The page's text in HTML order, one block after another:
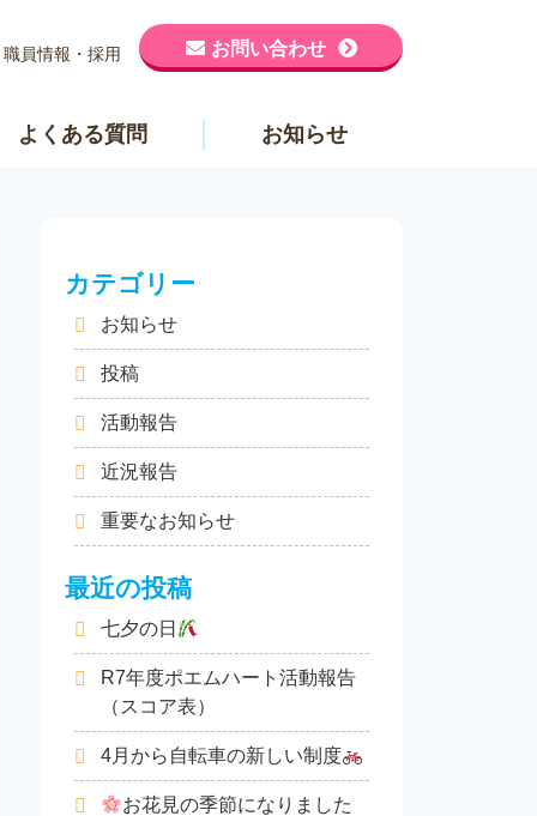
職員情報・採用 お問い合わせ
よくある質問 お知らせ
カテゴリー
お知らせ
投稿
活動報告
近況報告
重要なお知らせ
最近の投稿
七夕の日
R7年度ポエムハート活動報告
（スコア表）
4月から自転車の新しい制度
お花見の季節になりました